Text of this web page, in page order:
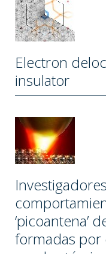
Electron
insulator
‘picoantena’
formadas por